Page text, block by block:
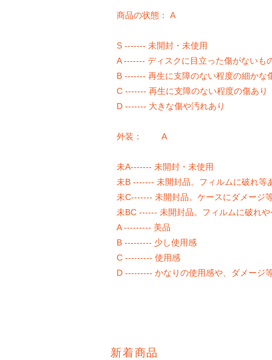
商品の状態： A
S ------- 未開封・未使用
A ------- ディスクに目立った傷がないも
B ------- 再生に支障のない程度の細かな
C ------- 再生に支障のない程度の傷あり
D ------- 大きな傷や汚れあり
外装： A
未A------- 未開封・未使用
未B ------- 未開封品。フィルムに破れ等
未C------- 未開封品。ケースにダメージ
未BC ------ 未開封品。フィルムに破れ
A --------- 美品
B --------- 少し使用感
C --------- 使用感
D --------- かなりの使用感や、ダメージ
新着商品